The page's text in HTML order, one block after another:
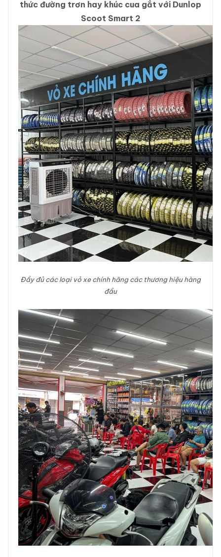
thức đường trơn hay khúc cua gắt với Dunlop
Scoot Smart 2
Đầy đủ các loại vỏ xe chính hãng các thương hiệu hàng
đầu